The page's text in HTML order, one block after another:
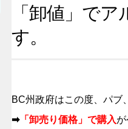
「卸値」で
す。
BC州政府はこの度、パブ
➡「卸売り価格」で購入